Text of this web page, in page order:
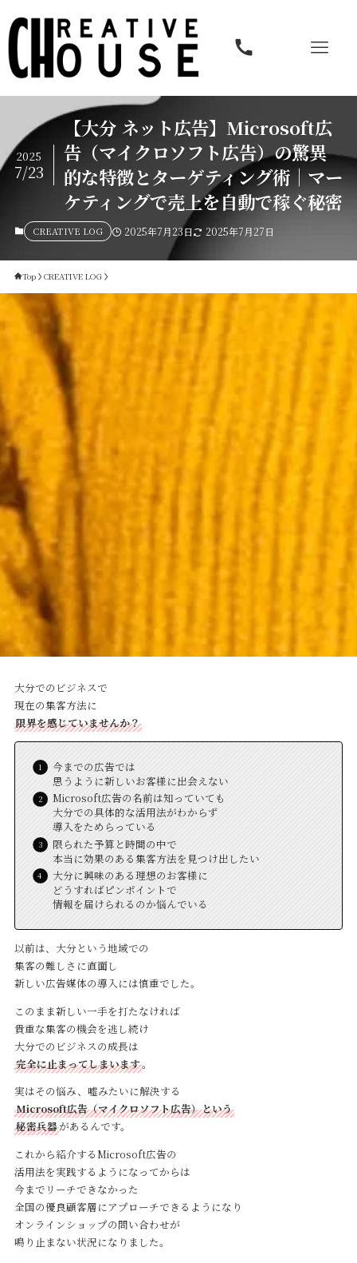
【大分 ネット広告】Microsoft広
告（マイクロソフト広告）の驚異
的な特徴とターゲティング術｜マー
ケティングで売上を自動で稼ぐ秘密
2025
7/23
CREATIVE LOG 2025年7月23日 2025年7月27日
Top CREATIVE LOG
大分でのビジネスで
現在の集客方法に
限界を感じていませんか？
今までの広告では
思うように新しいお客様に出会えない
Microsoft広告の名前は知っていても
大分での具体的な活用法がわからず
導入をためらっている
限られた予算と時間の中で
本当に効果のある集客方法を見つけ出したい
大分に興味のある理想のお客様に
どうすればピンポイントで
情報を届けられるのか悩んでいる
以前は、大分という地域での
集客の難しさに直面し
新しい広告媒体の導入には慎重でした。
このまま新しい一手を打たなければ
貴重な集客の機会を逃し続け
大分でのビジネスの成長は
完全に止まってしまいます。
実はその悩み、嘘みたいに解決する
Microsoft広告（マイクロソフト広告）という
秘密兵器があるんです。
これから紹介するMicrosoft広告の
活用法を実践するようになってからは
今までリーチできなかった
全国の優良顧客層にアプローチできるようになり
オンラインショップの問い合わせが
鳴り止まない状況になりました。